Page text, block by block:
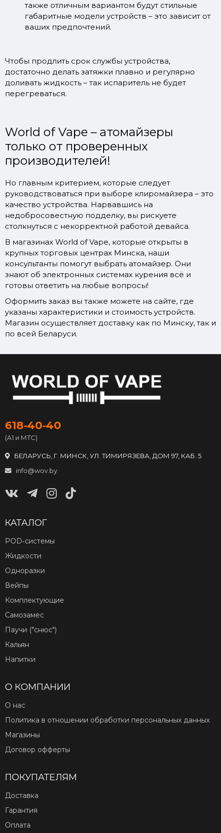
также отличным вариантом будут стильные
габаритные модели устройств – это зависит от
ваших предпочтений.
Чтобы продлить срок службы устройства,
достаточно делать затяжки плавно и регулярно
доливать жидкость – так испаритель не будет
перегреваться.
World of Vape – атомайзеры
только от проверенных
производителей!
Но главным критерием, которые следует
руководствоваться при выборе клиромайзера – это
качество устройства. Нарвавшись на
недобросовестную подделку, вы рискуете
столкнуться с некорректной работой девайса.
В магазинах World of Vape, которые открыты в
крупных торговых центрах Минска, наши
консультанты помогут выбрать атомайзер. Они
знают об электронных системах курения всё и
готовы ответить на любые вопросы!
Оформить заказ вы также можете на сайте, где
указаны характеристики и стоимость устройств.
Магазин осуществляет доставку как по Минску, так и
по всей Беларуси.
618‑40‑40
(А1 и МТС)
БЕЛАРУСЬ, Г. МИНСК, УЛ. ТИМИРЯЗЕВА, ДОМ 97, КАБ. 5
info@wov.by
КАТАЛОГ
POD‑системы
Жидкости
Одноразки
Вейпы
Комплектующие
Самозамес
Паучи ("снюс")
Кальян
Напитки
О КОМПАНИИ
О нас
Политика в отношении обработки персональных данных
Магазины
Договор офферты
ПОКУПАТЕЛЯМ
Доставка
Гарантия
Оплата